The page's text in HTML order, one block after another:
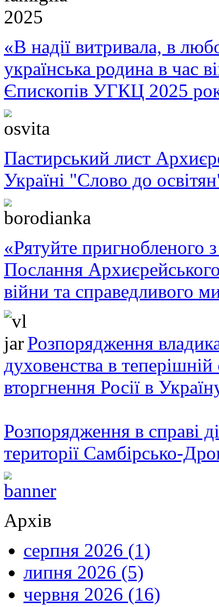
«В надії витривала, в
українська родина в час
Єпископів УГКЦ 2025
Пастирський лист
Україні "Слово до
«Рятуйте пригнобленого
Послання
війни та справедливого
Розпорядження
духовенства в теперішній
вторгнення Росії в
Розпорядження в справі
території Самбірсько-
Архів
серпня 2026 (1)
липня 2026 (5)
червня 2026 (16)